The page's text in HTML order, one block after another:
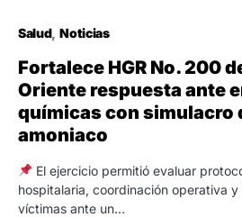
Salud Noticias
Fortalece HGR No. 200
Oriente respuesta ante
químicas con simulacro
amoniaco
El ejercicio permitió evaluar
hospitalaria, coordinación operativa
víctimas ante un…